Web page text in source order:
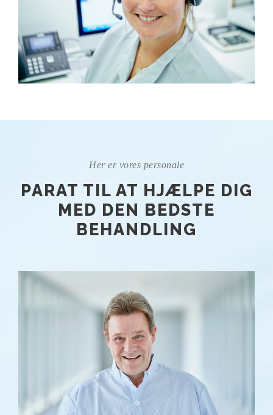
Her er vores personale
PARAT TIL AT HJÆLPE DIG
MED DEN BEDSTE
BEHANDLING